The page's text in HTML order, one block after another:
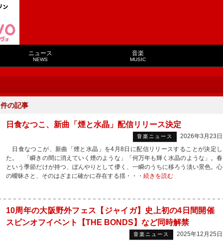
ニュース
NEWS
音楽
MUSIC
件の記事
日食なつこ、新曲「煙と水晶」配信リリース決定
音楽ニュース
2026年3月23日
日食なつこが、新曲「煙と水晶」を4月8日に配信リリースすることが決定し
た。 「瞬きの間に消えていく煙のような」「何万年も輝く水晶のような」。春
という季節だけが持つ、ぼんやりとして儚く、一瞬のうちに移ろう淡い景色。心
の曖昧さと、そのはざまに確かに存在する揺・・・ 続きを読む
10周年の大阪野外フェス【ジャイガ】史上初の4日間開催
スピンオフイベント【THE BONDS】など同時解禁
音楽ニュース
2025年12月25日